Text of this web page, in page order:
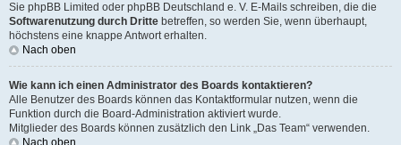
Sie phpBB Limited oder phpBB Deutschland e. V. E-Mails schreiben, die die
Softwarenutzung durch Dritte betreffen, so werden Sie, wenn überhaupt,
höchstens eine knappe Antwort erhalten.
Nach oben
Wie kann ich einen Administrator des Boards kontaktieren?
Alle Benutzer des Boards können das Kontaktformular nutzen, wenn die
Funktion durch die Board-Administration aktiviert wurde.
Mitglieder des Boards können zusätzlich den Link „Das Team“ verwenden.
Nach oben